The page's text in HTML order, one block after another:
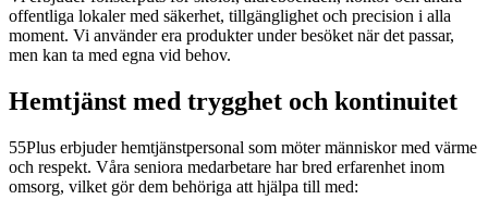
offentliga lokaler med säkerhet, tillgänglighet och precision i alla
moment. Vi använder era produkter under besöket när det passar,
men kan ta med egna vid behov.
Hemtjänst med trygghet och kontinuitet
55Plus erbjuder hemtjänstpersonal som möter människor med värme
och respekt. Våra seniora medarbetare har bred erfarenhet inom
omsorg, vilket gör dem behöriga att hjälpa till med: